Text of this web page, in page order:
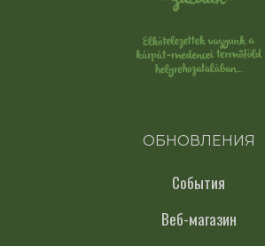
ОБНОВЛЕНИЯ
События
Веб-магазин